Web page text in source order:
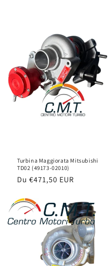
Turbina Maggiorata Mitsubishi
TD02 (49173-02010)
Prix
Du €471,50 EUR